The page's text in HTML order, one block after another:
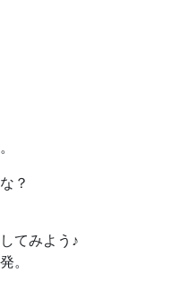
？
てみよう♪
。